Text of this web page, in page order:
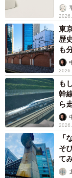
一方、アヤエさん
どけなさも残るた
「ん？ 母となん
別れを言い出すの
全部やってもらう
こういった推測を
人はまた「そう
と、通じているの
であり、この点も
り混じる独特のも
話をしてまとめる
いでないと難しい
東
歴
も
し
も
幹
ら
係
「
そ
て